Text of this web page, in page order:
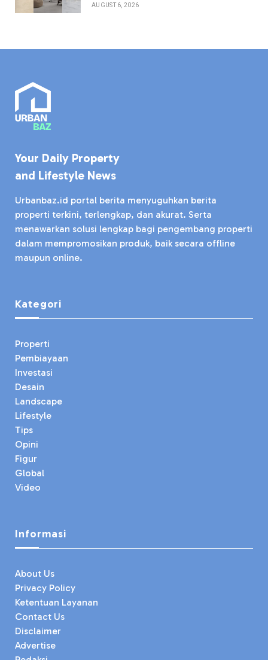
AUGUST 6, 2026
Your Daily Property
and Lifestyle News
Urbanbaz.id portal berita menyuguhkan berita
properti terkini, terlengkap, dan akurat. Serta
menawarkan solusi lengkap bagi pengembang properti
dalam mempromosikan produk, baik secara offline
maupun online.
Kategori
Properti
Pembiayaan
Investasi
Desain
Landscape
Lifestyle
Tips
Opini
Figur
Global
Video
Informasi
About Us
Privacy Policy
Ketentuan Layanan
Contact Us
Disclaimer
Advertise